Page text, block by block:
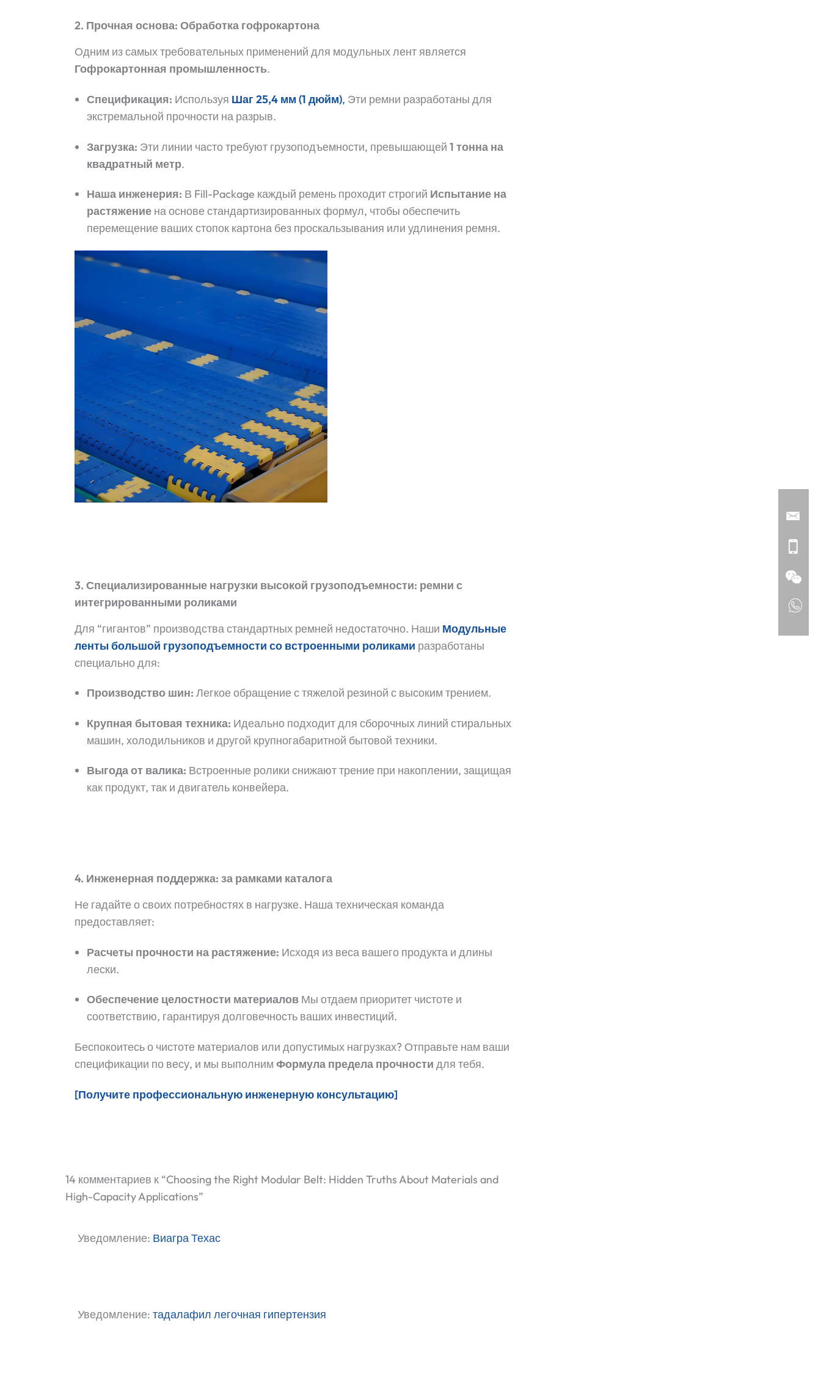
2. Прочная основа: Обработка гофрокартона
Одним из самых требовательных применений для модульных лент является
Гофрокартонная промышленность.
Спецификация: Используя Шаг 25,4 мм (1 дюйм), Эти ремни разработаны для
экстремальной прочности на разрыв.
Загрузка: Эти линии часто требуют грузоподъемности, превышающей 1 тонна на
квадратный метр.
Наша инженерия: В Fill-Package каждый ремень проходит строгий Испытание на
растяжение на основе стандартизированных формул, чтобы обеспечить
перемещение ваших стопок картона без проскальзывания или удлинения ремня.
3. Специализированные нагрузки высокой грузоподъемности: ремни с
интегрированными роликами
Для “гигантов” производства стандартных ремней недостаточно. Наши Модульные
ленты большой грузоподъемности со встроенными роликами разработаны
специально для:
Производство шин: Легкое обращение с тяжелой резиной с высоким трением.
Крупная бытовая техника: Идеально подходит для сборочных линий стиральных
машин, холодильников и другой крупногабаритной бытовой техники.
Выгода от валика: Встроенные ролики снижают трение при накоплении, защищая
как продукт, так и двигатель конвейера.
4. Инженерная поддержка: за рамками каталога
Не гадайте о своих потребностях в нагрузке. Наша техническая команда
предоставляет:
Расчеты прочности на растяжение: Исходя из веса вашего продукта и длины
лески.
Обеспечение целостности материалов Мы отдаем приоритет чистоте и
соответствию, гарантируя долговечность ваших инвестиций.
Беспокоитесь о чистоте материалов или допустимых нагрузках? Отправьте нам ваши
спецификации по весу, и мы выполним Формула предела прочности для тебя.
[Получите профессиональную инженерную консультацию]
14 комментариев к “Choosing the Right Modular Belt: Hidden Truths About Materials and
High-Capacity Applications”
Уведомление: Виагра Техас
Уведомление: тадалафил легочная гипертензия